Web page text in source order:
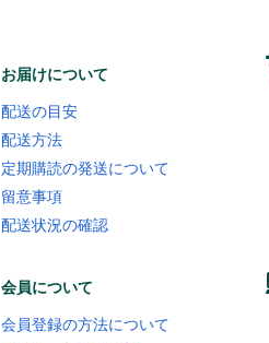
お届けについて
配送の目安
配送方法
定期購読の発送について
留意事項
配送状況の確認
会員について
会員登録の方法について